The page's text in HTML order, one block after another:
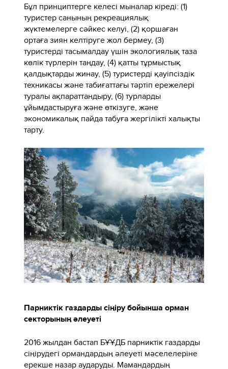
Бұл принциптерге келесі мыналар кіреді: (1)
туристер санының рекреациялық
жүктемелерге сәйкес келуі, (2) қоршаған
ортаға зиян келтіруге жол бермеу, (3)
туристерді тасымалдау үшін экологиялық таза
көлік түрлерін таңдау, (4) қатты тұрмыстық
қалдықтарды жинау, (5) туристерді қауіпсіздік
техникасы және табиғаттағы тәртіп ережелері
туралы ақпараттандыру, (6) турларды
ұйымдастыруға және өткізуге, және
экономикалық пайда табуға жергілікті халықты
тарту.
Парниктік газдарды сіңіру бойынша орман
секторының әлеуеті
2016 жылдан бастап БҰҰДБ парниктік газдарды
сіңірудегі ормандардың әлеуеті мәселелеріне
ерекше назар аударуды. Мамандардың